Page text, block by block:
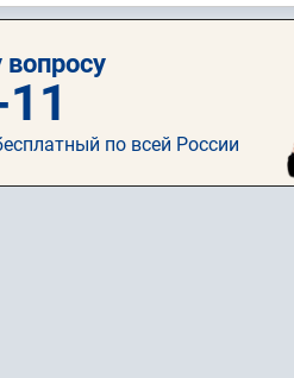
по всей России